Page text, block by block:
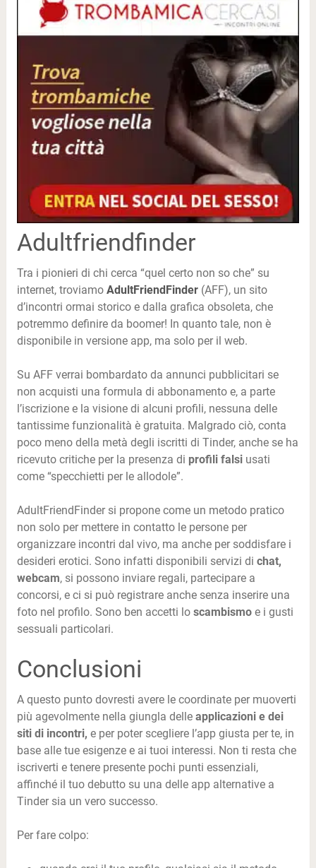
Adultfriendfinder
Tra i pionieri di chi cerca “quel certo non so che” su
internet, troviamo AdultFriendFinder(AFF), un sito
d’incontri ormai storico e dalla grafica obsoleta, che
potremmo definire da boomer! In quanto tale, non è
disponibile in versione app, ma solo per il web.
Su AFF verrai bombardato da annunci pubblicitari se
non acquisti una formula di abbonamento e, a parte
l’iscrizione e la visione di alcuni profili, nessuna delle
tantissime funzionalità è gratuita. Malgrado ciò, conta
poco meno della metà degli iscritti di Tinder, anche se ha
ricevuto critiche per la presenza di profili falsiusati
come “specchietti per le allodole”.
AdultFriendFinder si propone come un metodo pratico
non solo per mettere in contatto le persone per
organizzare incontri dal vivo, ma anche per soddisfare i
desideri erotici. Sono infatti disponibili servizi di chat,
webcam, si possono inviare regali, partecipare a
concorsi, e ci si può registrare anche senza inserire una
foto nel profilo. Sono ben accetti lo scambismoe i gusti
sessuali particolari.
Conclusioni
A questo punto dovresti avere le coordinate per muoverti
più agevolmente nella giungla delle applicazioni e dei
siti di incontri, e per poter scegliere l’app giusta per te, in
base alle tue esigenze e ai tuoi interessi. Non ti resta che
iscriverti e tenere presente pochi punti essenziali,
affinché il tuo debutto su una delle app alternative a
Tinder sia un vero successo.
Per fare colpo: